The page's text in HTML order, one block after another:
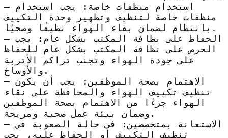
– استخدام منظفات خاصة: يجب استخدام
منظفات خاصة لتنظيف وتطهير وحدة التكييف
بانتظام لضمان بقاء الهواء نظيفًا وصحيًا.
– الحفاظ على نظافة المكتب بشكل عام: يجب
الحرص على نظافة المكتب بشكل عام للحفاظ
على جودة الهواء وتجنب تراكم الأتربة
والأوساخ.
– الاهتمام بصحة الموظفين: يجب أن يكون
تنظيف تكييف الهواء والمحافظة على نقاء
الهواء جزءًا من الاهتمام بصحة الموظفين
وضمان بيئة عمل صحية ومريحة.
– الاستعانة بمتخصصين: في حالة الصعوبة في
تنظيف التكييف أو الحفاظ عليه، يجب